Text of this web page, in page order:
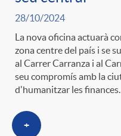
28/10/2024
La nova oficina actuarà
zona centre del país i se
al Carrer Carranza i al
seu compromís amb la
d'humanitzar les finances.
+